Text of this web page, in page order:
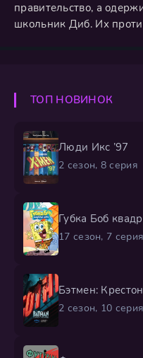
правительство, а
школьник Диб. Их
ситуации, где каждая
катастрофические, но
ТОП НОВИНОК
Люди Икс ’97
2 сезон, 8 серия
Губка Боб
17 сезон, 7 серия
Бэтмен:
2 сезон, 10 серия